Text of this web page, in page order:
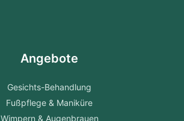
Angebote
Gesichts-Behandlung
Fußpflege & Maniküre
Wimpern & Augenbrauen